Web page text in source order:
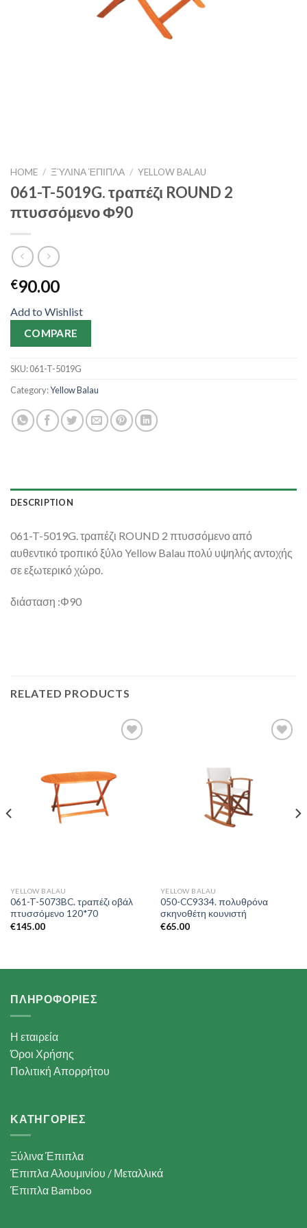
HOME / ΞΎΛΙΝΑ ΈΠΙΠΛΑ / YELLOW BALAU
061-T-5019G. τραπέζι ROUND 2
πτυσσόμενο Φ90
€90.00
Add to Wishlist
COMPARE
SKU:061-T-5019G
Category:Yellow Balau
DESCRIPTION
061-T-5019G. τραπέζι ROUND 2 πτυσσόμενο από
αυθεντικό τροπικό ξύλο Yellow Balau πολύ υψηλής αντοχής
σε εξωτερικό χώρο.
διάσταση :Φ90
RELATED PRODUCTS
YELLOW BALAU
061-T-5073BC. τραπέζι οβάλ
πτυσσόμενο 120*70
€145.00
YELLOW BALAU
050-CC9334. πολυθρόνα
σκηνοθέτη κουνιστή
€65.00
ΠΛΗΡΟΦΟΡΙΕΣ
Η εταιρεία
Όροι Χρήσης
Πολιτική Απορρήτου
ΚΑΤΗΓΟΡΙΕΣ
Ξύλινα Έπιπλα
Έπιπλα Αλουμινίου / Μεταλλικά
Έπιπλα Bamboo